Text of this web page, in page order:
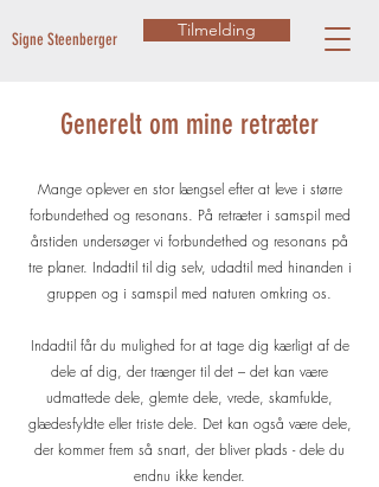
Tilmelding
Signe Steenberger
Generelt om mine retræter
Mange oplever en stor længsel efter at leve i større
forbundethed og resonans. På retræter i samspil med
årstiden undersøger vi forbundethed og resonans på
tre planer. Indadtil til dig selv, udadtil med hinanden i
gruppen og i samspil med naturen omkring os.
Indadtil får du mulighed for at tage dig kærligt af de
dele af dig, der trænger til det – det kan være
udmattede dele, glemte dele, vrede, skamfulde,
glædesfyldte eller triste dele. Det kan også være dele,
der kommer frem så snart, der bliver plads - dele du
endnu ikke kender.